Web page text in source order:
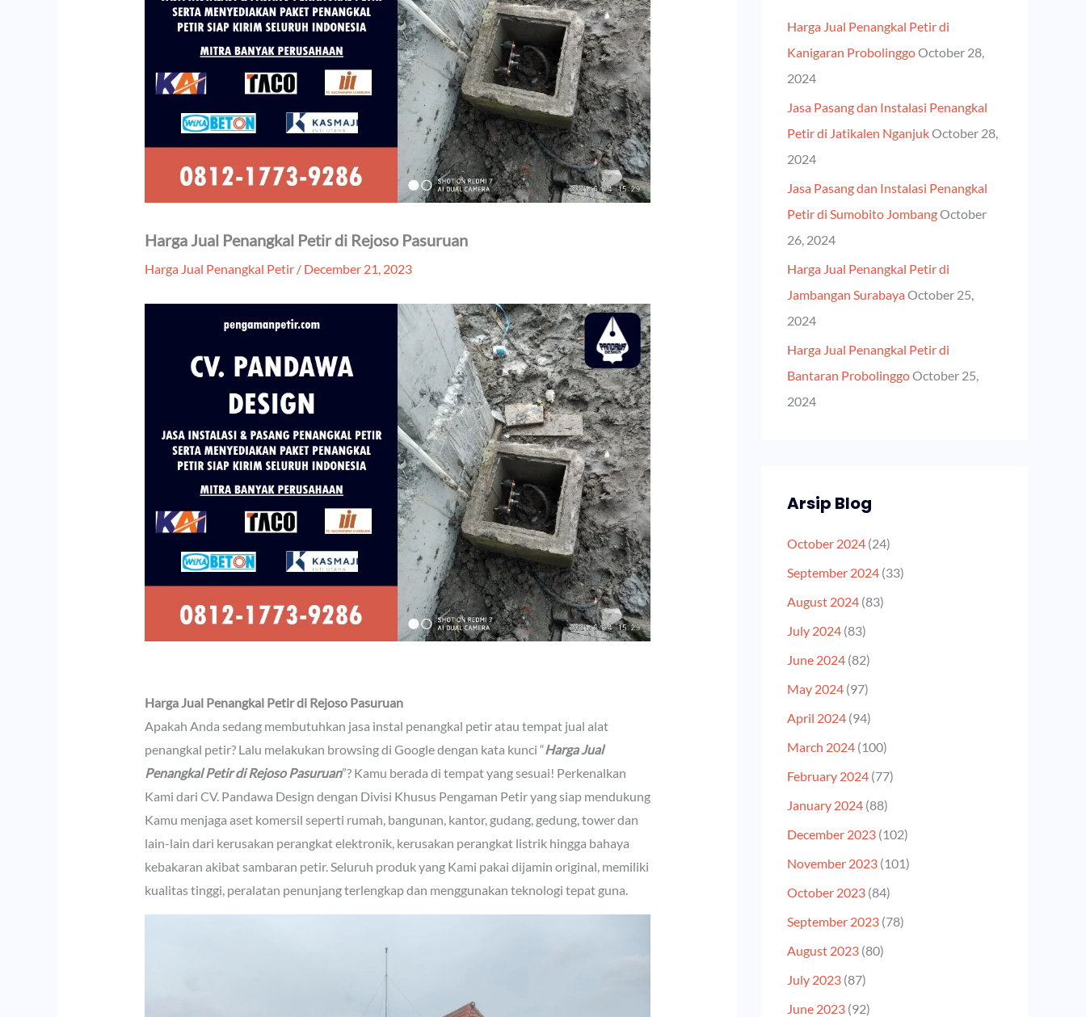
Harga Jual Penangkal Petir di Rejoso Pasuruan
Harga Jual Penangkal Petir/ December 21, 2023
Harga Jual Penangkal Petir di Rejoso Pasuruan
Apakah Anda sedang membutuhkan jasa instal penangkal petir atau tempat jual alat
penangkal petir? Lalu melakukan browsing di Google dengan kata kunci “Harga Jual
Penangkal Petir di Rejoso Pasuruan”? Kamu berada di tempat yang sesuai! Perkenalkan
Kami dari CV. Pandawa Design dengan Divisi Khusus Pengaman Petir yang siap mendukung
Kamu menjaga aset komersil seperti rumah, bangunan, kantor, gudang, gedung, tower dan
lain-lain dari kerusakan perangkat elektronik, kerusakan perangkat listrik hingga bahaya
kebakaran akibat sambaran petir. Seluruh produk yang Kami pakai dijamin original, memiliki
kualitas tinggi, peralatan penunjang terlengkap dan menggunakan teknologi tepat guna.
:
Harga Jual Penangkal Petir di
Kanigaran ProbolinggoOctober 28,
2024
Jasa Pasang dan Instalasi Penangkal
Petir di Jatikalen NganjukOctober 28,
2024
Jasa Pasang dan Instalasi Penangkal
Petir di Sumobito JombangOctober
26, 2024
Harga Jual Penangkal Petir di
Jambangan SurabayaOctober 25,
2024
Harga Jual Penangkal Petir di
Bantaran ProbolinggoOctober 25,
2024
Arsip Blog
October 2024 (24)
September 2024 (33)
August 2024 (83)
July 2024 (83)
June 2024 (82)
May 2024 (97)
April 2024 (94)
March 2024 (100)
February 2024 (77)
January 2024 (88)
December 2023 (102)
November 2023 (101)
October 2023 (84)
September 2023 (78)
August 2023 (80)
July 2023 (87)
June 2023 (92)